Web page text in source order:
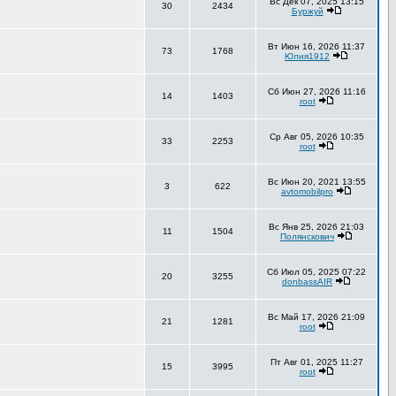
30 2434
Буржуй
73 1768
Вт Июн 16, 2026 11:37
Юлия1912
14 1403
Сб Июн 27, 2026 11:16
root
33 2253
Ср Авг 05, 2026 10:35
root
3 622
Вс Июн 20, 2021 13:55
avtomobilpro
11 1504
Вс Янв 25, 2026 21:03
Полянскович
20 3255
Сб Июл 05, 2025 07:22
donbassAIR
21 1281
Вс Май 17, 2026 21:09
root
15 3995
Пт Авг 01, 2025 11:27
root